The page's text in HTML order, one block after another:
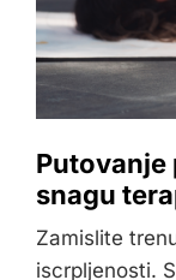
Putovanje
snagu
Zamislite
iscrpljenosti.